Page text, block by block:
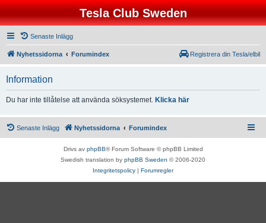
Tesla Club Sweden
Senaste Inlägg
Nyhetssidorna Forumindex Registrera din Tesla/elbil
Information
Du har inte tillåtelse att använda söksystemet. Klicka här
Senaste Inlägg Nyhetssidorna Forumindex
Drivs av phpBB® Forum Software © phpBB Limited
Swedish translation by phpBB Sweden © 2006-2020
Integritetspolicy | Forumregler